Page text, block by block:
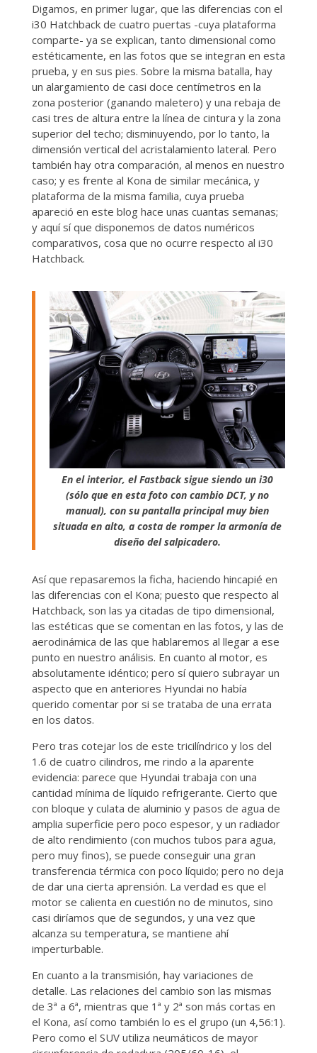
Digamos, en primer lugar, que las diferencias con el
i30 Hatchback de cuatro puertas -cuya plataforma
comparte- ya se explican, tanto dimensional como
estéticamente, en las fotos que se integran en esta
prueba, y en sus pies. Sobre la misma batalla, hay
un alargamiento de casi doce centímetros en la
zona posterior (ganando maletero) y una rebaja de
casi tres de altura entre la línea de cintura y la zona
superior del techo; disminuyendo, por lo tanto, la
dimensión vertical del acristalamiento lateral. Pero
también hay otra comparación, al menos en nuestro
caso; y es frente al Kona de similar mecánica, y
plataforma de la misma familia, cuya prueba
apareció en este blog hace unas cuantas semanas;
y aquí sí que disponemos de datos numéricos
comparativos, cosa que no ocurre respecto al i30
Hatchback.
En el interior, el Fastback sigue siendo un i30
(sólo que en esta foto con cambio DCT, y no
manual), con su pantalla principal muy bien
situada en alto, a costa de romper la armonía de
diseño del salpicadero.
Así que repasaremos la ficha, haciendo hincapié en
las diferencias con el Kona; puesto que respecto al
Hatchback, son las ya citadas de tipo dimensional,
las estéticas que se comentan en las fotos, y las de
aerodinámica de las que hablaremos al llegar a ese
punto en nuestro análisis. En cuanto al motor, es
absolutamente idéntico; pero sí quiero subrayar un
aspecto que en anteriores Hyundai no había
querido comentar por si se trataba de una errata
en los datos.
Pero tras cotejar los de este tricilíndrico y los del
1.6 de cuatro cilindros, me rindo a la aparente
evidencia: parece que Hyundai trabaja con una
cantidad mínima de líquido refrigerante. Cierto que
con bloque y culata de aluminio y pasos de agua de
amplia superficie pero poco espesor, y un radiador
de alto rendimiento (con muchos tubos para agua,
pero muy finos), se puede conseguir una gran
transferencia térmica con poco líquido; pero no deja
de dar una cierta aprensión. La verdad es que el
motor se calienta en cuestión no de minutos, sino
casi diríamos que de segundos, y una vez que
alcanza su temperatura, se mantiene ahí
imperturbable.
En cuanto a la transmisión, hay variaciones de
detalle. Las relaciones del cambio son las mismas
de 3ª a 6ª, mientras que 1ª y 2ª son más cortas en
el Kona, así como también lo es el grupo (un 4,56:1).
Pero como el SUV utiliza neumáticos de mayor